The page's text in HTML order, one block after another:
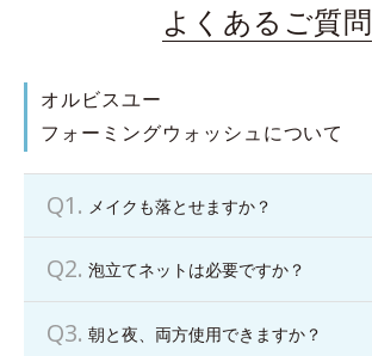
よくあるご質問
オルビスユー
フォーミングウォッシュについて
メイクも落とせますか？
泡立てネットは必要ですか？
朝と夜、両方使用できますか？